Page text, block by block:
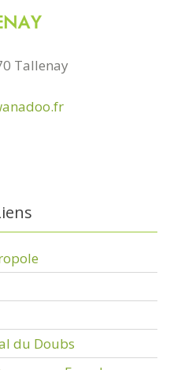
Tallenay
du Doubs